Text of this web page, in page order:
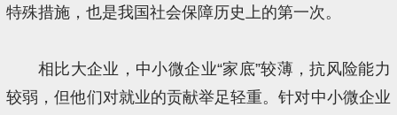
特殊措施，也是我国社会保障历史上的第一次。
相比大企业，中小微企业“家底”较薄，抗风险能力
较弱，但他们对就业的贡献举足轻重。针对中小微企业